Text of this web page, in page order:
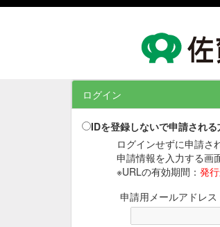
ログイン
IDを登録しないで申請され
ログインせずに申請さ
申請情報を入力する画
※URLの有効期間： 発
申請用メールアドレス